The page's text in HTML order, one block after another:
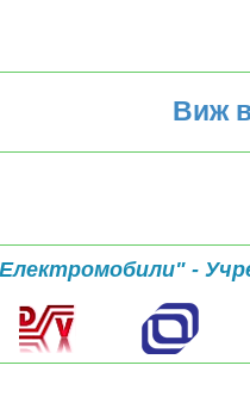
Виж
-